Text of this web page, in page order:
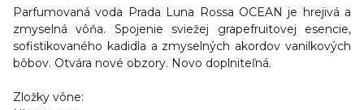
Parfumovaná voda Prada Luna Rossa OCEAN je hrejivá a
zmyselná vôňa. Spojenie sviežej grapefruitovej esencie,
sofistikovaného kadidla a zmyselných akordov vanilkových
bôbov. Otvára nové obzory. Novo doplniteľná.
Zložky vône: